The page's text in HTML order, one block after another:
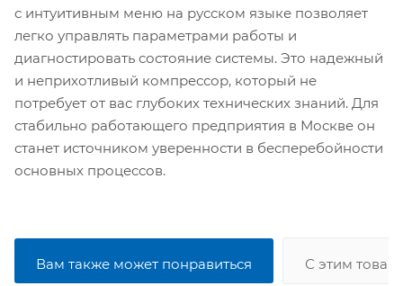
с интуитивным меню на русском языке позволяет
легко управлять параметрами работы и
диагностировать состояние системы. Это надежный
и неприхотливый компрессор, который не
потребует от вас глубоких технических знаний. Для
стабильно работающего предприятия в Москве он
станет источником уверенности в бесперебойности
основных процессов.
Вам также может понравиться С этим